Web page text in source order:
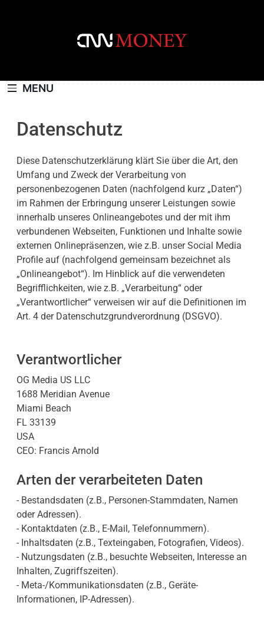
MENU
Datenschutz
Diese Datenschutzerklärung klärt Sie über die Art, den
Umfang und Zweck der Verarbeitung von
personenbezogenen Daten (nachfolgend kurz „Daten“)
im Rahmen der Erbringung unserer Leistungen sowie
innerhalb unseres Onlineangebotes und der mit ihm
verbundenen Webseiten, Funktionen und Inhalte sowie
externen Onlinepräsenzen, wie z.B. unser Social Media
Profile auf (nachfolgend gemeinsam bezeichnet als
„Onlineangebot“). Im Hinblick auf die verwendeten
Begrifflichkeiten, wie z.B. „Verarbeitung“ oder
„Verantwortlicher“ verweisen wir auf die Definitionen im
Art. 4 der Datenschutzgrundverordnung (DSGVO).
Verantwortlicher
OG Media US LLC
1688 Meridian Avenue
Miami Beach
FL 33139
USA
CEO: Francis Arnold
Arten der verarbeiteten Daten
- Bestandsdaten (z.B., Personen-Stammdaten, Namen
oder Adressen).
- Kontaktdaten (z.B., E-Mail, Telefonnummern).
- Inhaltsdaten (z.B., Texteingaben, Fotografien, Videos).
- Nutzungsdaten (z.B., besuchte Webseiten, Interesse an
Inhalten, Zugriffszeiten).
- Meta-/Kommunikationsdaten (z.B., Geräte-
Informationen, IP-Adressen).